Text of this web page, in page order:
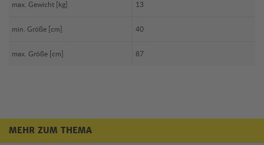
max. Gewicht [kg] 13
min. Größe [cm] 40
max. Größe [cm] 87
MEHR ZUM THEMA